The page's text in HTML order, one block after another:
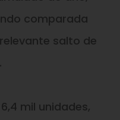
comparada
salto de
mil unidades,